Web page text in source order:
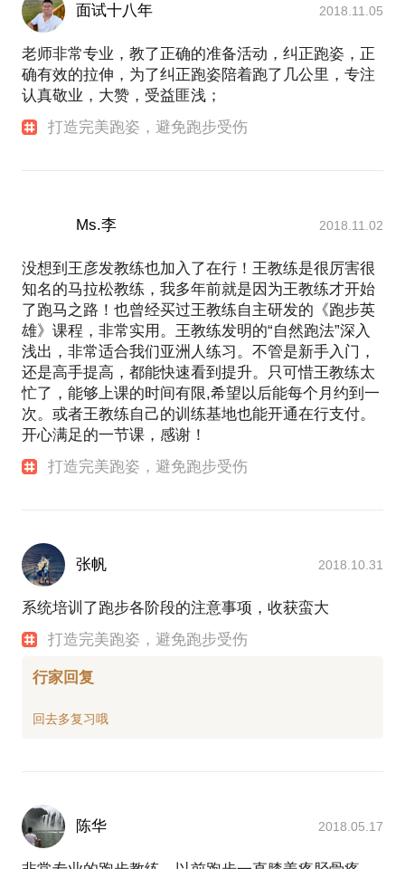
面试十八年 2018.11.05
老师非常专业，教了正确的准备活动，纠正跑姿，正
确有效的拉伸，为了纠正跑姿陪着跑了几公里，专注
认真敬业，大赞，受益匪浅；
打造完美跑姿，避免跑步受伤
Ms.李 2018.11.02
没想到王彦发教练也加入了在行！王教练是很厉害很
知名的马拉松教练，我多年前就是因为王教练才开始
了跑马之路！也曾经买过王教练自主研发的《跑步英
雄》课程，非常实用。王教练发明的“自然跑法”深入
浅出，非常适合我们亚洲人练习。不管是新手入门，
还是高手提高，都能快速看到提升。只可惜王教练太
忙了，能够上课的时间有限,希望以后能每个月约到一
次。或者王教练自己的训练基地也能开通在行支付。
开心满足的一节课，感谢！
打造完美跑姿，避免跑步受伤
张帆 2018.10.31
系统培训了跑步各阶段的注意事项，收获蛮大
打造完美跑姿，避免跑步受伤
行家回复
陈华 2018.05.17